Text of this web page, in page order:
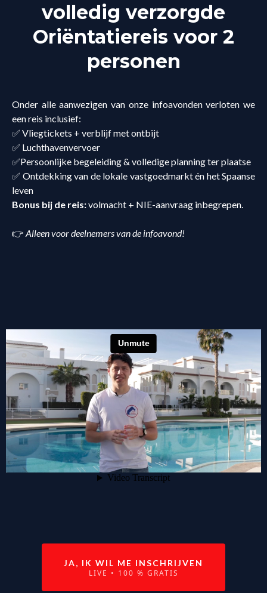
volledig verzorgde
Oriëntatiereis voor 2
personen
Onder alle aanwezigen van onze infoavonden verloten we
een reis inclusief:
✅ Vliegtickets + verblijf met ontbijt
✅ Luchthavenvervoer
✅Persoonlijke begeleiding & volledige planning ter plaatse
✅ Ontdekking van de lokale vastgoedmarkt én het Spaanse
leven
Bonus bij de reis:volmacht + NIE-aanvraag inbegrepen.
👉 Alleen voor deelnemers van de infoavond!
JA, IK WIL ME INSCHRIJVEN
LIVE • 100 % GRATIS